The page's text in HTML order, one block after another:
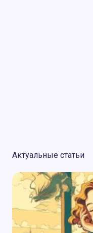
Актуальные статьи